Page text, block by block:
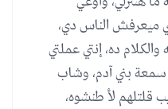
ميعرفش الناس دي،
ده، إنتي عملتي
بني آدم، وشاب
قلتلهم لأ طنشوه،